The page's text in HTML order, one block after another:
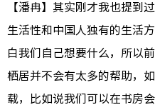
【潘冉】其实刚才我也提到
生活性和中国人独有的生活
白我们自己想要什么，所以
栖居并不会有太多的帮助，
载，比如说我们可以在书房